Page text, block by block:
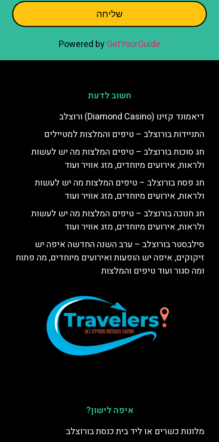
שליחה
Powered byGetYourGuide
חשוב לדעת
דיאמונד קזינו (Diamond Casino) ורוצלב
התניידות בורוצלב – טיפים והמלצות למטיילים
חג סוכות בורוצלב – טיפים המלצות מה יש לעשות
ולראות, אירועים מיוחדים, מזג אוויר ועוד
חג פסח בורוצלב – טיפים המלצות מה יש לעשות
ולראות, אירועים מיוחדים, מזג אוויר ועוד
חג חנוכה בורוצלב – טיפים המלצות מה יש לעשות
ולראות, אירועים מיוחדים, מזג אוויר ועוד
סילבסטר בורוצלב – ערב השנה החדשה איפה יש
זיקוקים, איפה יש הופעות ואירועים מיוחדים, מה פתוח
ומה סגור ועוד טיפים והמלצות
איפה לישון?
מלונות כשרים או ליד בית כנסת בורוצלב